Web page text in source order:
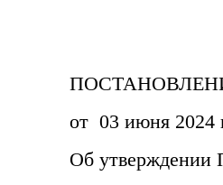
от 03 июня 2024
Об утверждении